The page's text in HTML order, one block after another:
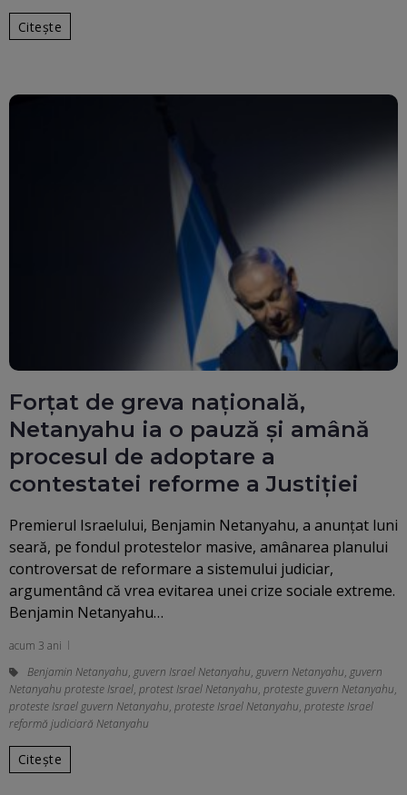
Citește
Forțat de greva națională,
Netanyahu ia o pauză și amână
procesul de adoptare a
contestatei reforme a Justiției
Premierul Israelului, Benjamin Netanyahu, a anunţat luni
seară, pe fondul protestelor masive, amânarea planului
controversat de reformare a sistemului judiciar,
argumentând că vrea evitarea unei crize sociale extreme.
Benjamin Netanyahu…
acum 3 ani
Benjamin Netanyahu, guvern Israel Netanyahu, guvern Netanyahu, guvern
Netanyahu proteste Israel, protest Israel Netanyahu, proteste guvern Netanyahu,
proteste Israel guvern Netanyahu, proteste Israel Netanyahu, proteste Israel
reformă judiciară Netanyahu
Citește